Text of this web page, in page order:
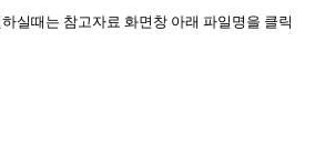
실때는 참고자료 화면창 아래 파일명을 클릭